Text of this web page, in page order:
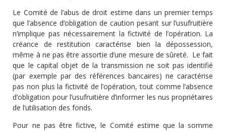
Le Comité de l’abus de droit estime dans un premier temps
que l’absence d’obligation de caution pesant sur l’usufruitière
n’implique pas nécessairement la fictivité de l’opération. La
créance de restitution caractérise bien la dépossession,
même à ne pas être assortie d’une mesure de sûreté. Le fait
que le capital objet de la transmission ne soit pas identifié
(par exemple par des références bancaires) ne caractérise
pas non plus la fictivité de l’opération, tout comme l’absence
d’obligation pour l’usufruitière d’informer les nus propriétaires
de l’utilisation des fonds.
Pour ne pas être fictive, le Comité estime que la somme